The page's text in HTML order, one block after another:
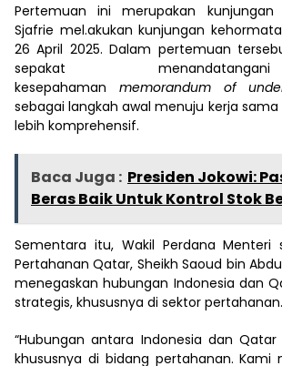
Pertemuan ini merupakan kunjungan
Sjafrie mel.akukan kunjungan
26 April 2025. Dalam pertemuan
sepakat
kesepahaman memorandum of
sebagai langkah awal menuju kerja
lebih komprehensif.
Baca Juga : Presiden Jokowi:
Beras Baik Untuk Kontrol Stok
Sementara itu, Wakil Perdana Menteri
Pertahanan Qatar, Sheikh Saoud bin
menegaskan hubungan Indonesia dan
strategis, khususnya di sektor pertahanan.
“Hubungan antara Indonesia dan
khususnya di bidang pertahanan. Kami